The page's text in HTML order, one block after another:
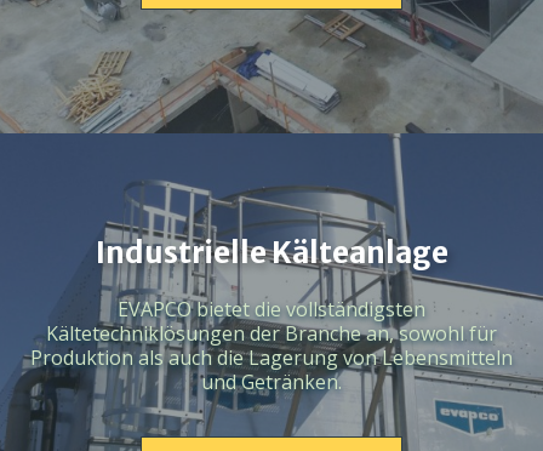
Industrielle Kälteanlage
EVAPCO bietet die vollständigsten
Kältetechniklösungen der Branche an, sowohl für
Produktion als auch die Lagerung von Lebensmitteln
und Getränken.